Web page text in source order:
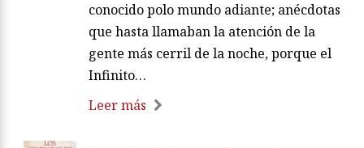
conocido polo mundo adiante; anécdotas
que hasta llamaban la atención de la
gente más cerril de la noche, porque el
Infinito…
Leer más